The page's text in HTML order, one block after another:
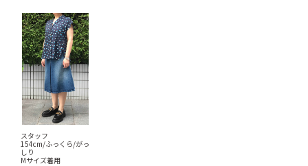
スタッフ
154cm/ふっくら/がっ
しり
Mサイズ着用